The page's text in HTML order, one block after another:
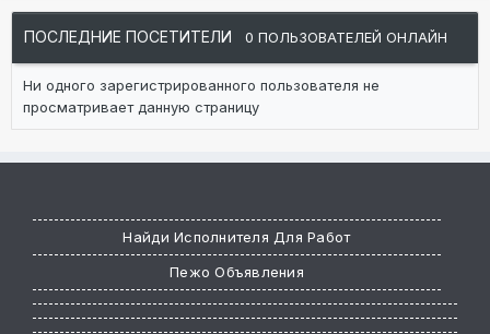
ПОСЛЕДНИЕ ПОСЕТИТЕЛИ 0 ПОЛЬЗОВАТЕЛЕЙ ОНЛАЙН
Ни одного зарегистрированного пользователя не
просматривает данную страницу
Найди Исполнителя Для Работ
Пежо Объявления